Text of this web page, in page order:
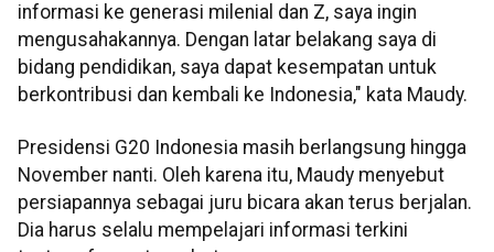
informasi ke generasi milenial dan Z, saya ingin
mengusahakannya. Dengan latar belakang saya di
bidang pendidikan, saya dapat kesempatan untuk
berkontribusi dan kembali ke Indonesia," kata Maudy.
Presidensi G20 Indonesia masih berlangsung hingga
November nanti. Oleh karena itu, Maudy menyebut
persiapannya sebagai juru bicara akan terus berjalan.
Dia harus selalu mempelajari informasi terkini